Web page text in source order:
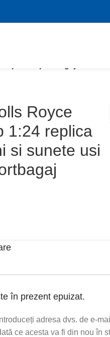
Royce
1:24 replica
si sunete usi
în prezent epuizat.
adresa dvs. de e-
ce acesta va fi din nou în